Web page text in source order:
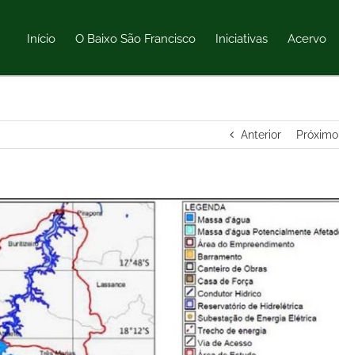
Início O Baixo São Francisco Iniciativas Acervo
Anterior Próximo